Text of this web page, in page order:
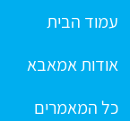
עמוד הבית
אודות אמאבא
כל המאמרים